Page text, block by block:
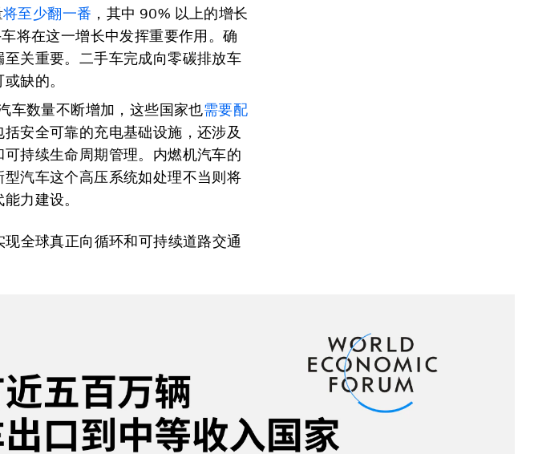
将至少翻一番 ，其中 90% 以上的增长
将在这一增长中发挥重要作用。确
关重要。二手车完成向零碳排放车
缺的。
车数量不断增加，这些国家也需要配
括安全可靠的充电基础设施，还涉及
持续生命周期管理。内燃机汽车的
汽车这个高压系统如处理不当则将
力建设。
全球真正向循环和可持续道路交通